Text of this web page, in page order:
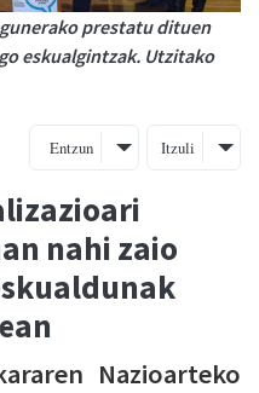
prestatu dituen
eskualgintzak. Utzitako
Entzun Itzuli
nahi zaio
Nazioarteko